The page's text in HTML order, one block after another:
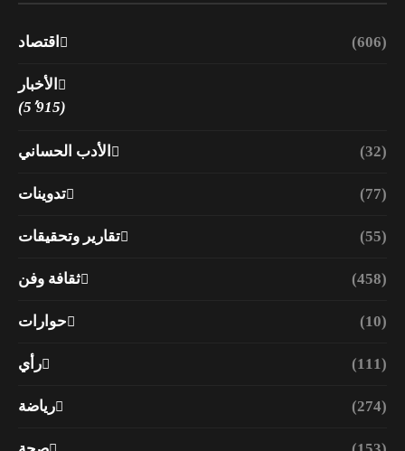
اقتصاد (606)
الأخبار
(5٬915)
الأدب الحساني (32)
تدوينات (77)
تقارير وتحقيقات (55)
ثقافة وفن (458)
حوارات (10)
رأي (111)
رياضة (274)